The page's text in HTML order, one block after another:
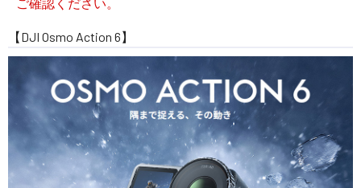
ご確認ください。
【DJI Osmo Action 6】